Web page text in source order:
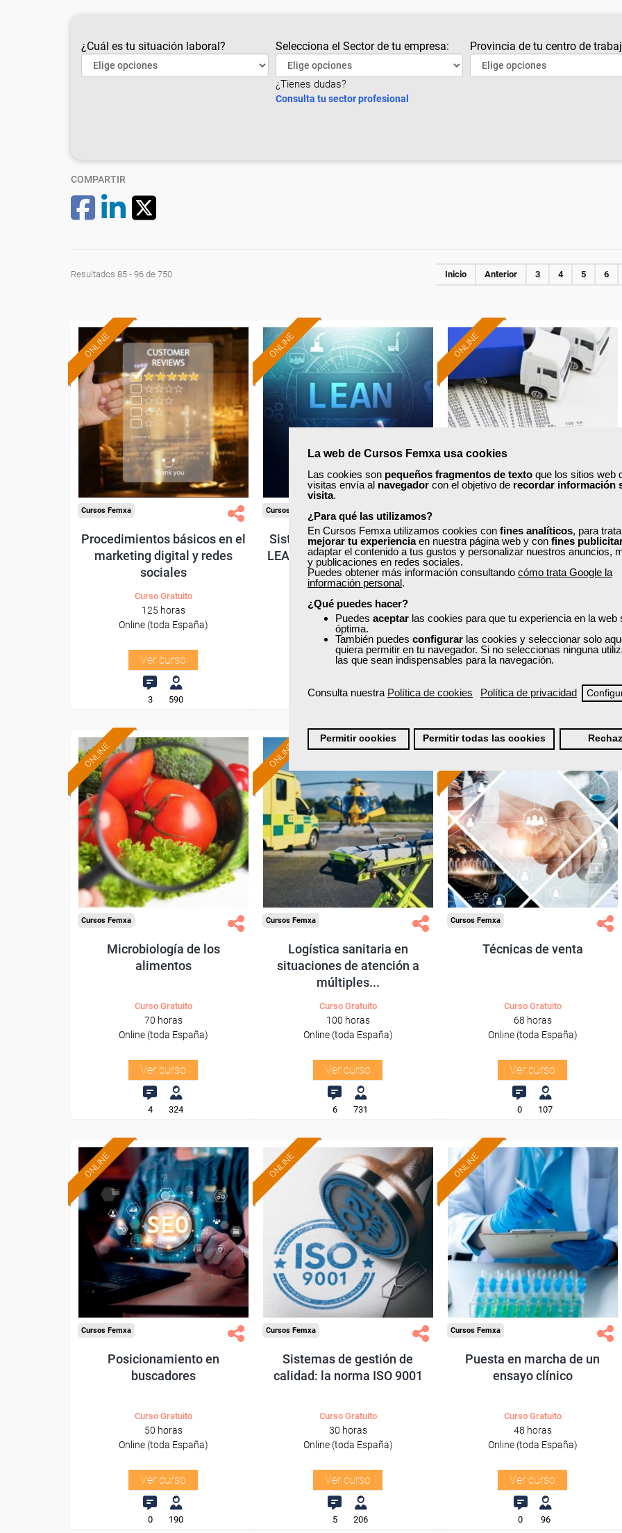
La web de Cursos Femxa usa cookies
Las cookies son pequeños fragmentos de texto que los sitios web
visitas envía al navegador con el objetivo de recordar información
visita.
¿Para qué las utilizamos?
En Cursos Femxa utilizamos cookies con fines analíticos, para
mejorar tu experienciaen nuestra página web y con fines
adaptar el contenido a tus gustos y personalizar nuestros anuncios,
y publicaciones en redes sociales.
Puedes obtener más información consultando cómo trata Google la
información personal.
¿Qué puedes hacer?
Puedes aceptar las cookies para que tu experiencia en la web
óptima.
También puedes configurar las cookies y seleccionar solo
quiera permitir en tu navegador. Si no seleccionas ninguna
las que sean indispensables para la navegación.
Consulta nuestra Política de cookies Política de privacidad
Permitir cookies Permitir todas las cookies
¿Cuál es tu situación laboral? Selecciona el Sector de tu empresa:
¿Tienes dudas?
Consulta tu sector profesional
Provincia de tu centro de
COMPARTIR
Resultados 85 - 96 de 750 Inicio Anterior 3 4 5 6
ONLINE
Formación 100%
subvencionada.
Para desempleados,
trabajadores y autónomos.
Sector
-Hosteleria y Turismo.
Cursos Femxa
Procedimientos básicos en el
marketing digital y redes
sociales
Curso Gratuito
125 horas
Online (toda España)
Ver curso
3 590
ONLINE
Formación 100%
subvencionada.
Para desempleados,
trabajadores y autónomos.
Sector
-Industria Química.
Cursos Femxa
Sistema de mejora continua
LEAN en la industria química
40 horas
Online (toda España)
Ver curso
0 444
ONLINE
Formación 100%
subvencionada.
Para desempleados,
trabajadores y autónomos.
-Transporte y Logística.
Tacógrafo digital
Online (toda España)
Ver curso
2 230
ONLINE
Formación 100%
subvencionada.
Para desempleados,
trabajadores y autónomos.
Sector
-Industria Alimentaria.
Cursos Femxa
Microbiología de los
alimentos
Curso Gratuito
70 horas
Online (toda España)
Ver curso
4 324
ONLINE
Formación 100%
subvencionada.
Para desempleados,
trabajadores y autónomos.
Sector
-Transporte y Logística.
Cursos Femxa
Logística sanitaria en
situaciones de atención a
múltiples...
Curso Gratuito
100 horas
Online (toda España)
Ver curso
6 731
ONLINE
Formación 100%
subvencionada.
Para desempleados,
trabajadores y autónomos.
Sector
-Grandes Almacenes.
Cursos Femxa
Técnicas de venta
Curso Gratuito
68 horas
Online (toda España)
Ver curso
0 107
ONLINE
Formación 100%
subvencionada.
Para desempleados,
trabajadores y autónomos.
Sector
-Servicios a las Empresas.
Cursos Femxa
Posicionamiento en
buscadores
Curso Gratuito
50 horas
Online (toda España)
Ver curso
0 190
ONLINE
Formación 100%
subvencionada.
Para desempleados,
trabajadores y autónomos.
Sector
-Industria Química.
Cursos Femxa
Sistemas de gestión de
calidad: la norma ISO 9001
Curso Gratuito
30 horas
Online (toda España)
Ver curso
5 206
ONLINE
Formación 100%
subvencionada.
Para desempleados,
trabajadores y autónomos.
Sector
-Industria Química.
Cursos Femxa
Puesta en marcha de un
ensayo clínico
Curso Gratuito
48 horas
Online (toda España)
Ver curso
0 96